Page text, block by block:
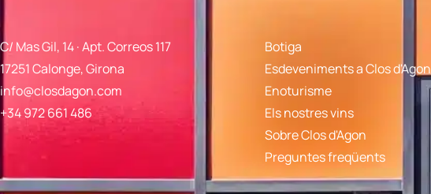
C/ Mas Gil, 14 · Apt. Correos 117
17251 Calonge, Girona
info@closdagon.com
+34 972 661 486
Botiga
Esdeveniments a Clos d'Agon
Enoturisme
Els nostres vins
Sobre Clos d'Agon
Preguntes freqüents